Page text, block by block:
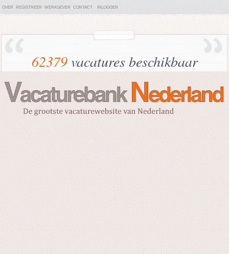
OVER REGISTREER WERKGEVER CONTACT INLOGGEN
62379vacatures beschikbaar